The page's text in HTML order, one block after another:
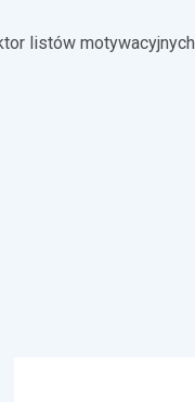
listów motywacyjnych